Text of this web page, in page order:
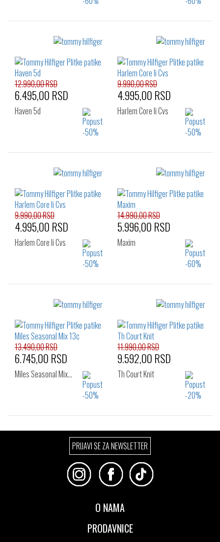
Izaberi željeni broj: Izaberi željeni broj:
Izaberi željeni broj:
43
44
45
12.990,00 RSD
6.495,00 RSD
Haven 5d
Izaberi željeni broj:
43
44
45
46
9.990,00 RSD
4.995,00 RSD
Harlem Core Ii Cvs
Izaberi željeni broj:
44
45 46
9.990,00 RSD
4.995,00 RSD
Harlem Core Ii Cvs
Izaberi željeni broj:
14.990,00 RSD
5.996,00 RSD
Maxim
Izaberi željeni broj:
43
46
13.490,00 RSD
6.745,00 RSD
Miles Seasonal Mix…
Izaberi željeni broj:
42
45
11.990,00 RSD
9.592,00 RSD
Th Court Knit
PRIJAVI SE ZA NEWSLETTER
O NAMA
PRODAVNICE